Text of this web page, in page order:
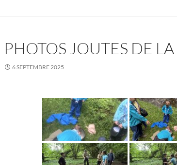
PHOTOS JOUTES DE
6 SEPTEMBRE 2025